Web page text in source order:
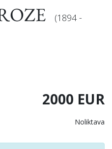
(1894 -
2000 EUR
Noliktava